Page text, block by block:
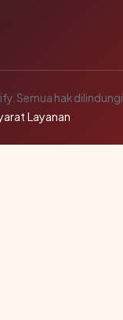
Semua hak dilindungi.
Layanan